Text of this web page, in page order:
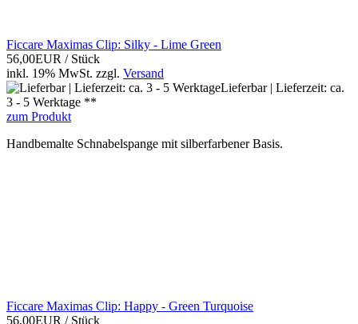
Ficcare Maximas Clip: Silky - Lime Green
56,00EUR / Stück
inkl. 19% MwSt. zzgl. Versand
Lieferbar | Lieferzeit: ca.
3 - 5 Werktage **
zum Produkt
Handbemalte Schnabelspange mit silberfarbener Basis.
Ficcare Maximas Clip: Happy - Green Turquoise
56,00EUR / Stück